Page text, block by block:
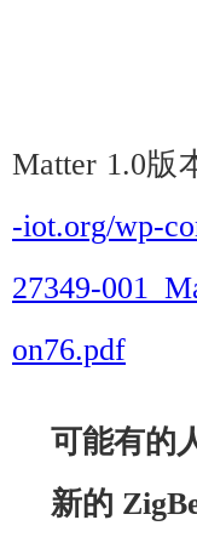
Matter 1.0版
-iot.org/wp-
27349-
on76.pdf
可能有的
新的